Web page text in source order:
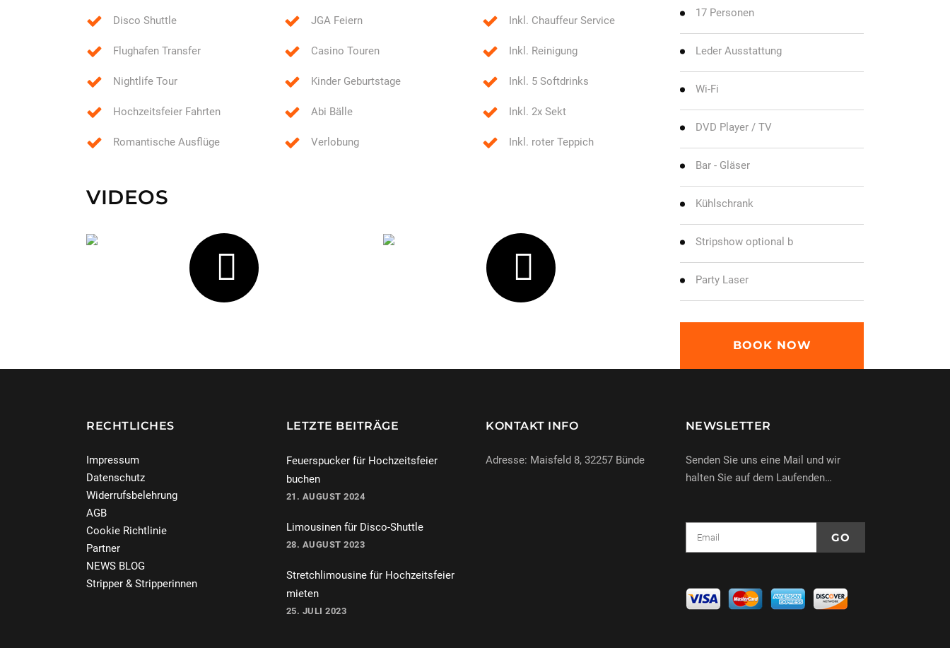
17 Personen
Leder Ausstattung
Wi-Fi
DVD Player / TV
Bar - Gläser
Kühlschrank
Stripshow optional b
Party Laser
BOOK NOW
Disco Shuttle
Flughafen Transfer
Nightlife Tour
Hochzeitsfeier Fahrten
Romantische Ausflüge
JGA Feiern
Casino Touren
Kinder Geburtstage
Abi Bälle
Verlobung
Inkl. Chauffeur Service
Inkl. Reinigung
Inkl. 5 Softdrinks
Inkl. 2x Sekt
Inkl. roter Teppich
VIDEOS
RECHTLICHES
Impressum
Datenschutz
Widerrufsbelehrung
AGB
Cookie Richtlinie
Partner
NEWS BLOG
Stripper & Stripperinnen
LETZTE BEITRÄGE
Feuerspucker für Hochzeitsfeier
buchen
21. AUGUST 2024
Limousinen für Disco-Shuttle
28. AUGUST 2023
Stretchlimousine für Hochzeitsfeier
mieten
25. JULI 2023
KONTAKT INFO
Adresse: Maisfeld 8, 32257 Bünde
NEWSLETTER
Senden Sie uns eine Mail und wir
halten Sie auf dem Laufenden…